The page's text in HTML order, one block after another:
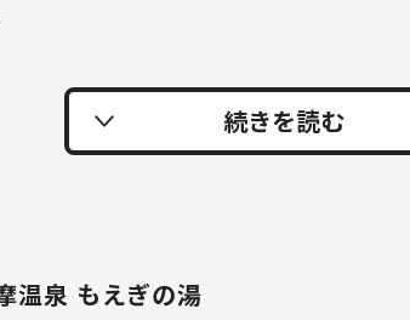
温泉 もえぎの湯